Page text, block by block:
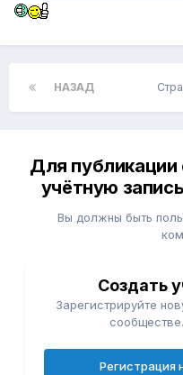
НАЗАД
Для
учётную
Вы должны быть
Создать
Зарегистрируйте
Регистрация